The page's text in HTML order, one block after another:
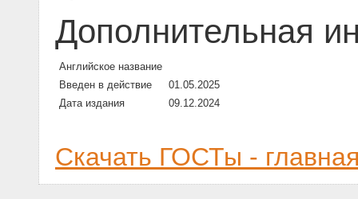
Дополнительная
Английское название
Введен в действие
01.05.2025
Дата издания
09.12.2024
Скачать ГОСТы -